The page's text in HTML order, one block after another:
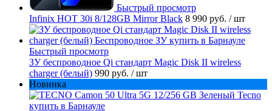
Быстрый просмотр
Infinix HOT 30i 8/128GB Mirror Black 8 990 руб. / шт
Быстрый просмотр
ЗУ беспроводное Qi стандарт Magic Disk II wireless
charger (белый) 990 руб. / шт
Новинка